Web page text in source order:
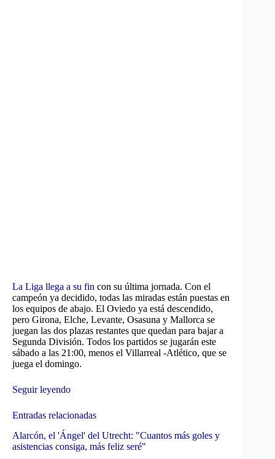
La Liga llega a su fin con su última jornada. Con el
campeón ya decidido, todas las miradas están puestas en
los equipos de abajo. El Oviedo ya está descendido,
pero Girona, Elche, Levante, Osasuna y Mallorca se
juegan las dos plazas restantes que quedan para bajar a
Segunda División. Todos los partidos se jugarán este
sábado a las 21:00, menos el Villarreal -Atlético, que se
juega el domingo.
Seguir leyendo
Entradas relacionadas
Alarcón, el 'Ángel' del Utrecht: "Cuantos más goles y
asistencias consiga, más feliz seré"